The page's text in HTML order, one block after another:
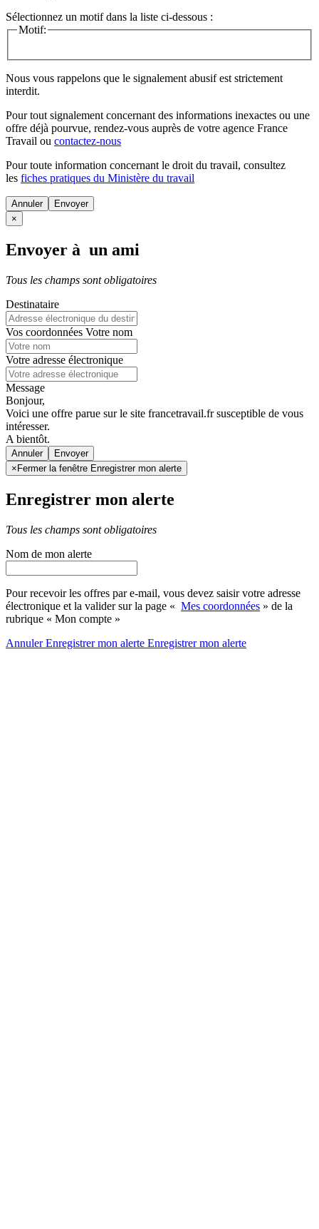
Sélectionnez un motif dans la liste ci-dessous :
Motif:
Nous vous rappelons que le signalement abusif est strictement
interdit.
Pour tout signalement concernant des informations inexactes ou une
offre déjà pourvue, rendez-vous auprès de votre agence France
Travail ou contactez-nous
Pour toute information concernant le droit du travail, consultez
les fiches pratiques du Ministère du travail
Annuler
×
Envoyer à un ami
Tous les champs sont obligatoires
Destinataire
Vos coordonnées Votre nom
Votre adresse électronique
Message
Bonjour,
Voici une offre parue sur le site francetravail.fr susceptible de vous
intéresser.
A bientôt.
Annuler
× Fermer la fenêtre Enregistrer mon alerte
Enregistrer mon alerte
Tous les champs sont obligatoires
Nom de mon alerte
Pour recevoir les offres par e-mail, vous devez saisir votre adresse
électronique et la valider sur la page « Mes coordonnées » de la
rubrique « Mon compte »
AnnulerEnregistrer mon alerte Enregistrermon alerte